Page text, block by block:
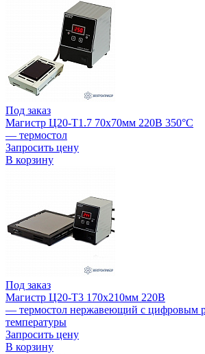
Под заказ
Магистр Ц20-Т1.7 70х70мм 220В 350°С
— термостол
Запросить цену
В корзину
Под заказ
Магистр Ц20-Т3 170х210мм 220В
— термостол нержавеющий с цифровым
температуры
Запросить цену
В корзину